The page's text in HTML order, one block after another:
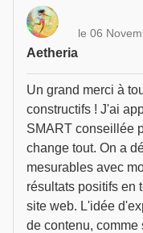
Aetheria
le 06
Un grand merci à
constructifs ! J'ai
SMART conseillée
change tout. On a
mesurables avec
résultats positifs en
site web. L'idée
de contenu,